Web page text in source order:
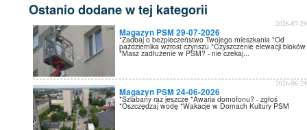
Ostanio dodane w tej kategorii
Magazyn PSM 29-07-2026
2026-07-29
*Zadbaj o bezpieczeństwo Twojego mieszkania *Od
października wzrost czynszu *Czyszczenie elewacji bloków
*Masz zadłużenie w PSM? - nie czekaj...
Magazyn PSM 24-06-2026
2026-06-24
*Szlabany raz jeszcze *Awaria domofonu? - zgłoś
*Oszczędzaj wodę *Wakacje w Domach Kultury PSM